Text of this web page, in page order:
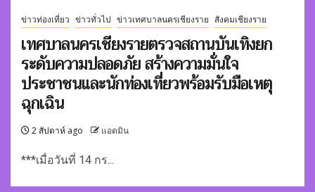
ข่าวท่องเที่ยว ข่าวทั่วไป ข่าวเทศบาลนครเชียงราย สังคมเชียงราย
เทศบาลนครเชียงรายตรวจสถานบันเทิงยก
ระดับความปลอดภัย สร้างความมั่นใจ
ประชาชนและนักท่องเที่ยวพร้อมรับมือเหตุ
ฉุกเฉิน
2 สัปดาห์ ago แอดมิน
***เมื่อวันที่ 14 กร...